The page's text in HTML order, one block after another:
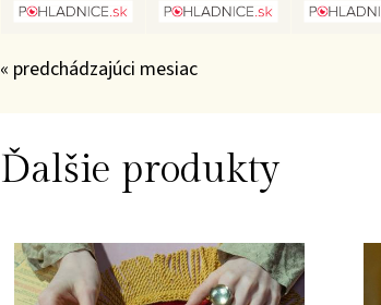
« predchádzajúci mesiac
Ďalšie produkty